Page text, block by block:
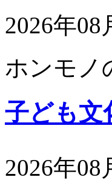
2026年08
ホンモノ
子ども文
2026年08